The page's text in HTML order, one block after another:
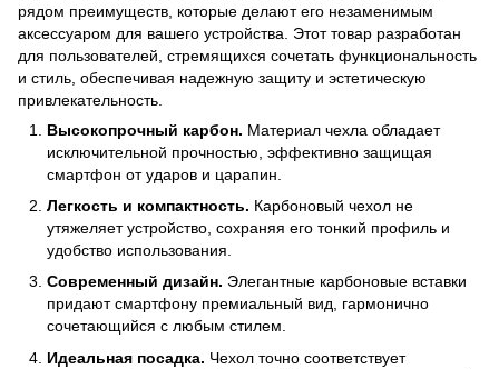
рядом преимуществ, которые делают его незаменимым
аксессуаром для вашего устройства. Этот товар разработан
для пользователей, стремящихся сочетать функциональность
и стиль, обеспечивая надежную защиту и эстетическую
привлекательность.
Высокопрочный карбон. Материал чехла обладает
исключительной прочностью, эффективно защищая
смартфон от ударов и царапин.
Легкость и компактность. Карбоновый чехол не
утяжеляет устройство, сохраняя его тонкий профиль и
удобство использования.
Современный дизайн. Элегантные карбоновые вставки
придают смартфону премиальный вид, гармонично
сочетающийся с любым стилем.
Идеальная посадка. Чехол точно соответствует